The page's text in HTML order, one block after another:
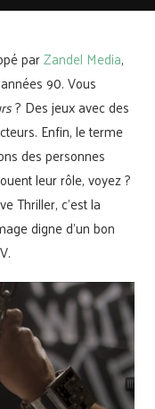
parZandel Media,
90. Vous
? Des jeux avec des
Enfin, le terme
des personnes
leur rôle, voyez ?
Thriller, c’est la
digne d’un bon